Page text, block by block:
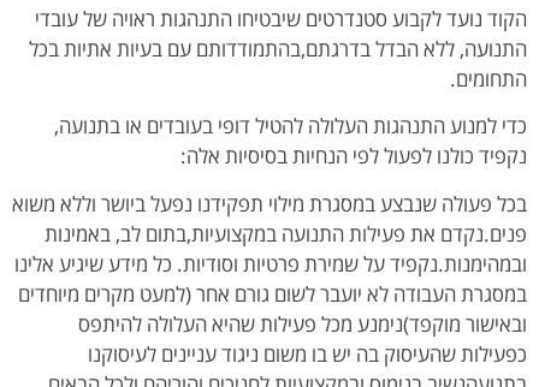
הקוד נועד לקבוע סטנדרטים שיבטיחו התנהגות ראויה של עובדי
התנועה, ללא הבדל בדרגתם,בהתמודדותם עם בעיות אתיות בכל
התחומים.
כדי למנוע התנהגות העלולה להטיל דופי בעובדים או בתנועה,
נקפיד כולנו לפעול לפי הנחיות בסיסיות אלה:
בכל פעולה שנבצע במסגרת מילוי תפקידנו נפעל ביושר וללא משוא
פנים.נקדם את פעילות התנועה במקצועיות,בתום לב, באמינות
ובמהימנות.נקפיד על שמירת פרטיות וסודיות. כל מידע שיגיע אלינו
במסגרת העבודה לא יועבר לשום גורם אחר (למעט מקרים מיוחדים
ובאישור מוקפד)נימנע מכל פעילות שהיא העלולה להיתפס
כפעילות שהעיסוק בה יש בו משום ניגוד עניינים לעיסוקנו